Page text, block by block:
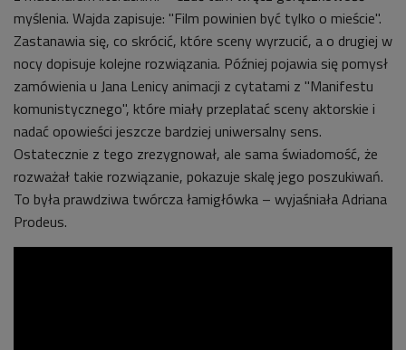
myślenia. Wajda zapisuje: "Film powinien być tylko o mieście".
Zastanawia się, co skrócić, które sceny wyrzucić, a o drugiej w
nocy dopisuje kolejne rozwiązania. Później pojawia się pomysł
zamówienia u Jana Lenicy animacji z cytatami z "Manifestu
komunistycznego", które miały przeplatać sceny aktorskie i
nadać opowieści jeszcze bardziej uniwersalny sens.
Ostatecznie z tego zrezygnował, ale sama świadomość, że
rozważał takie rozwiązanie, pokazuje skalę jego poszukiwań.
To była prawdziwa twórcza łamigłówka – wyjaśniała Adriana
Prodeus.